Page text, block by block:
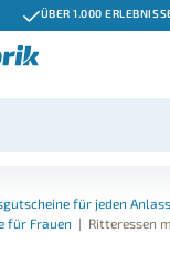
ÜBER 1.000
für jeden Anlass
für Frauen | Ritteressen